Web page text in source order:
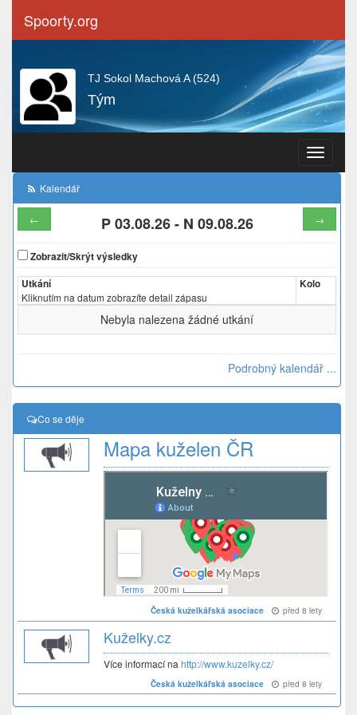
Spoorty.org
TJ Sokol Machová A (524)
Tým
Navigace
Kalendář
← →
P 03.08.26- N 09.08.26
Zobrazit/Skrýt výsledky
Utkání
Kliknutím na datum zobrazíte detail zápasu
Kolo
Nebyla nalezena žádné utkání
Podrobný kalendář ...
Co se děje
Mapa kuželen ČR
před 8 lety
Česká kuželkářská asociace
Kuželky.cz
Více informací na http://www.kuzelky.cz/
před 8 lety
Česká kuželkářská asociace